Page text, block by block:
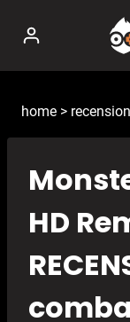
contenuto
home >
HD